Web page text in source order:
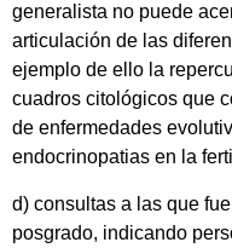
generalista no puede
articulación de las
ejemplo de ello la
cuadros citológicos que
de enfermedades
endocrinopatias en la
d) consultas a las que
posgrado, indicando